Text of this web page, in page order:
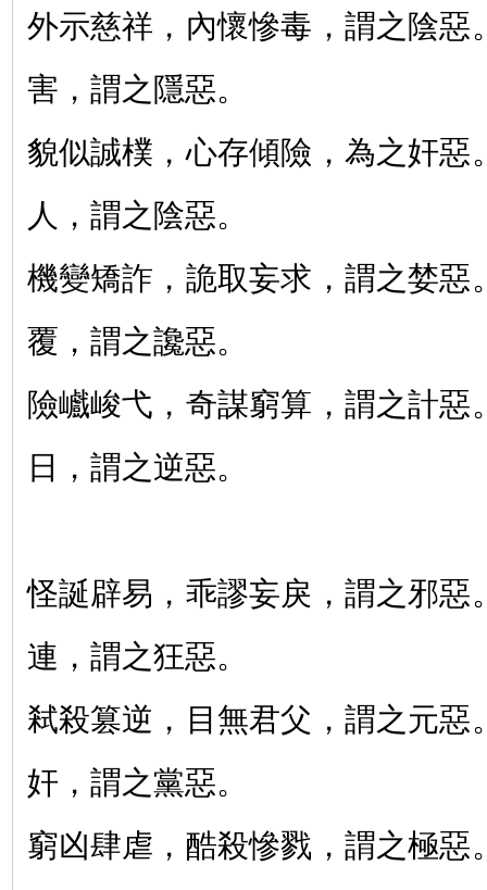
外示慈祥，內懷慘毒，謂之陰惡
害，謂之隱惡。
貌似誠樸，心存傾險，為之奸惡
人，謂之陰惡。
機變矯詐，詭取妄求，謂之婪惡
覆，謂之讒惡。
險巇峻弋，奇謀窮算，謂之計惡
日，謂之逆惡。
怪誕辟易，乖謬妄戾，謂之邪惡
連，謂之狂惡。
弒殺篡逆，目無君父，謂之元惡
奸，謂之黨惡。
窮凶肆虐，酷殺慘戮，謂之極惡